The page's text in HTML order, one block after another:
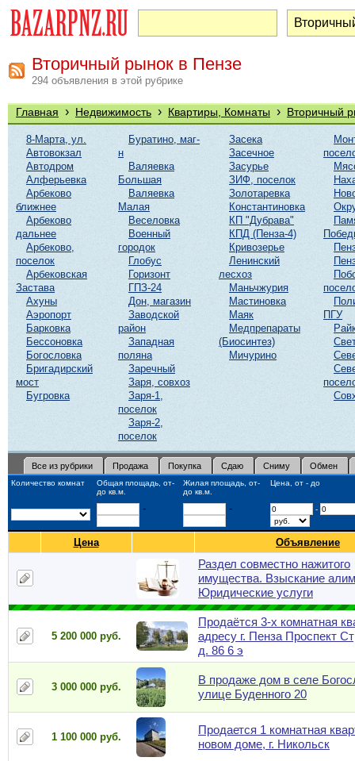
Вторичный рынок в Пензе
294 объявления в этой рубрике
Главная › Недвижимость › Квартиры, Комнаты › Вторичный
8-Марта, ул.
Автовокзал
Автодром
Алферьевка
Арбеково
ближнее
Арбеково
дальнее
Арбеково,
поселок
Арбековская
Застава
Ахуны
Аэропорт
Барковка
Бессоновка
Богословка
Бригадирский
мост
Бугровка
Буратино, маг-
н
Валяевка
Большая
Валяевка
Малая
Веселовка
Военный
городок
Глобус
Горизонт
ГПЗ-24
Дон, магазин
Заводской
район
Западная
поляна
Заречный
Заря, совхоз
Заря-1,
поселок
Заря-2,
поселок
Засека
Засечное
Засурье
ЗИФ, поселок
Золотаревка
Константиновка
КП "Дубрава"
КПД (Пенза-4)
Кривозерье
Ленинский
лесхоз
Маньчжурия
Мастиновка
Маяк
Медпрепараты
(Биосинтез)
Мичурино
ПГУ
Все из рубрики Продажа Покупка Сдаю Сниму Обмен
Количество комнат
Общая площадь, от-
до кв.м.
Жилая площадь, от-
до кв.м.
Цена, от - до
- - -
Цена Объявление
Раздел совместно нажитого
имущества. Взыскание
Юридические услуги
5 200 000 руб.
Продаётся 3-х комнатная
адресу г. Пенза Проспект
д. 86 6 э
3 000 000 руб.
B продаже дом в селе
улице Буденного 20
1 100 000 руб.
Продается 1 комнатная
новом доме, г. Никольск